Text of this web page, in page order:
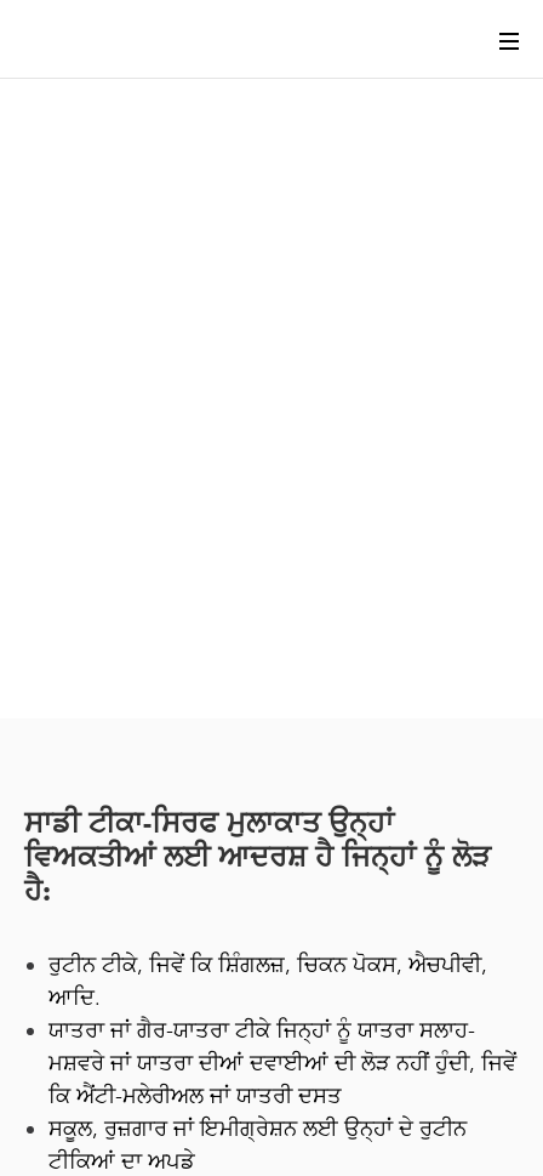
ਸਾਡੀ ਟੀਕਾ-ਸਿਰਫ ਮੁਲਾਕਾਤ ਉਨ੍ਹਾਂ
ਵਿਅਕਤੀਆਂ ਲਈ ਆਦਰਸ਼ ਹੈ ਜਿਨ੍ਹਾਂ ਨੂੰ ਲੋੜ
ਹੈ:
ਰੁਟੀਨ ਟੀਕੇ, ਜਿਵੇਂ ਕਿ ਸ਼ਿੰਗਲਜ਼, ਚਿਕਨ ਪੋਕਸ, ਐਚਪੀਵੀ,
ਆਦਿ.
ਯਾਤਰਾ ਜਾਂ ਗੈਰ-ਯਾਤਰਾ ਟੀਕੇ ਜਿਨ੍ਹਾਂ ਨੂੰ ਯਾਤਰਾ ਸਲਾਹ-
ਮਸ਼ਵਰੇ ਜਾਂ ਯਾਤਰਾ ਦੀਆਂ ਦਵਾਈਆਂ ਦੀ ਲੋੜ ਨਹੀਂ ਹੁੰਦੀ, ਜਿਵੇਂ
ਕਿ ਐਂਟੀ-ਮਲੇਰੀਅਲ ਜਾਂ ਯਾਤਰੀ ਦਸਤ
ਸਕੂਲ, ਰੁਜ਼ਗਾਰ ਜਾਂ ਇਮੀਗ੍ਰੇਸ਼ਨ ਲਈ ਉਨ੍ਹਾਂ ਦੇ ਰੁਟੀਨ
ਟੀਕਿਆਂ ਦਾ ਅਪਡੇ